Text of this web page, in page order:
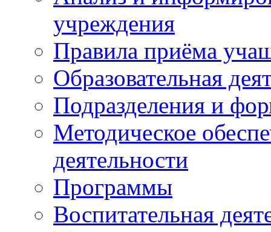
учреждения
Правила приёма
Образовательная
Подразделения и
Методическое
деятельности
Программы
Воспитательная